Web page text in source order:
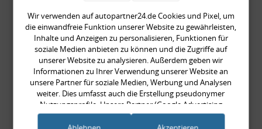
Rückleuchtenband mit
Blinker, rot, US-Ecken,
Audi 80 Cabrio, Typ 89,
OE-Nr.: 8G0945225 +
8G0945225C
999,99 €
999,99 € pro 1
Wir verwenden auf autopartner24.de Cookies und Pixel, um
die einwandfreie Funktion unserer Website zu gewährleisten,
Inhalte und Anzeigen zu personalisieren, Funktionen für
soziale Medien anbieten zu können und die Zugriffe auf
unserer Website zu analysieren. Außerdem geben wir
Informationen zu Ihrer Verwendung unserer Website an
unsere Partner für soziale Medien, Werbung und Analysen
weiter. Dies umfasst auch die Erstellung pseudonymer
Nutzungsprofile. Unsere Partner (Google Advertising
Products) führen diese Informationen möglicherweise mit
weiteren Daten zusammen, die Sie ihnen bereitgestellt haben